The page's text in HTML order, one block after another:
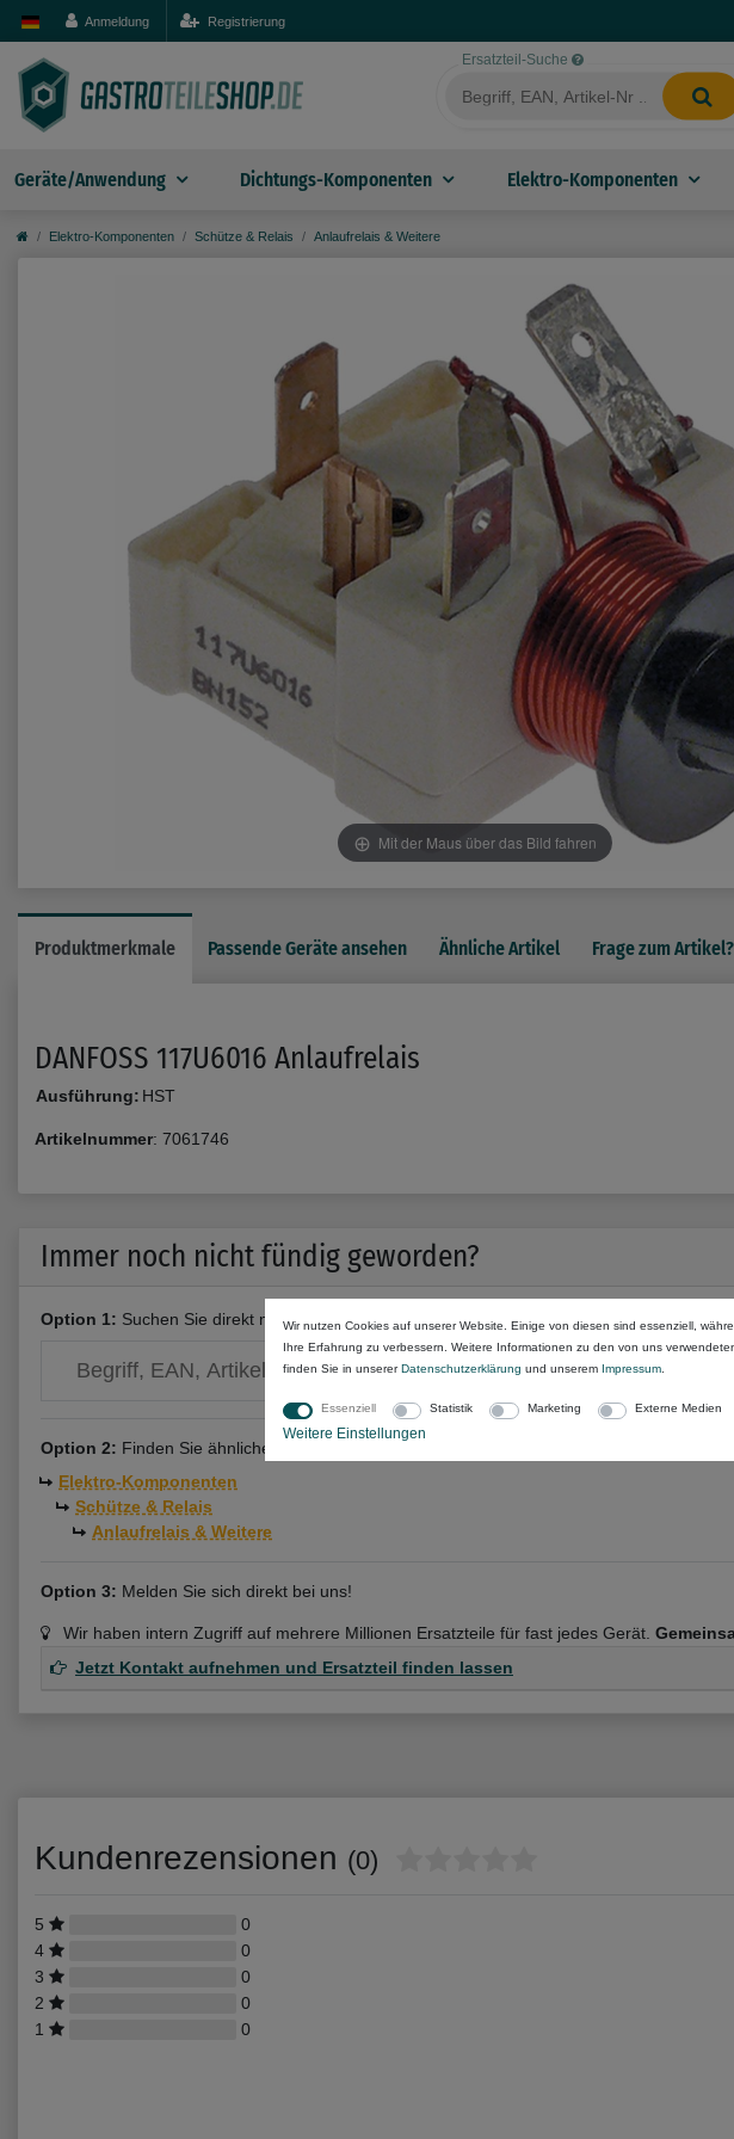
Anmeldung Registrierung
Ersatzteil-Suche
Geräte/Anwendung Dichtungs-Komponenten Elektro-Komponenten
Elektro-Komponenten Schütze & Relais Anlaufrelais & Weitere
Mit der Maus über das Bild fahren
Produktmerkmale Passende Geräte ansehen Ähnliche Artikel Frage zum Artikel?
DANFOSS 117U6016 Anlaufrelais
Ausführung: HST
Artikelnummer: 7061746
Immer noch nicht fündig geworden?
Option 1: Suchen Sie direkt nach deinerDANFOSS Teilenummer oder anderen Begriffen:
Option 2: Finden Sie ähnliche Artikel direkt in den Kategorien und
Elektro-Komponenten
Schütze & Relais
Anlaufrelais & Weitere
Option 3: Melden Sie sich direkt bei uns!
Wir haben intern Zugriff auf mehrere Millionen Ersatzteile für fast jedes Gerät.
Jetzt Kontakt aufnehmen und Ersatzteil finden lassen
Kundenrezensionen (0)
5
0
4
0
3
0
2
0
1
0
Wir nutzen Cookies auf unserer Website. Einige von diesen sind essenziell,
Ihre Erfahrung zu verbessern. Weitere Informationen zu den von uns
finden Sie in unsererDaten­schutz­erklärung und unserem Impressum
Essenziell Statistik Marketing Externe Medien
Weitere Einstellungen